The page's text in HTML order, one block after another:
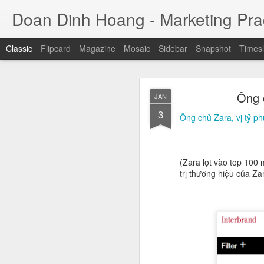
JAN
3
Ông
Ông chủ Zara, vị tỷ
(Zara lọt vào top 100
trị thương hiệu của
Doan Dinh Hoang - Marketing
Classic Flipcard Magazine Mosaic Sidebar Snapshot
Cuộc sống
ảnh
trụ sở tại quận 1, TP